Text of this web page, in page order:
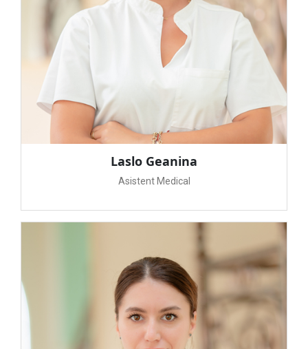
Laslo Geanina
Asistent Medical